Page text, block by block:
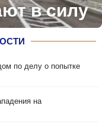
в силу
по делу о попытке
на